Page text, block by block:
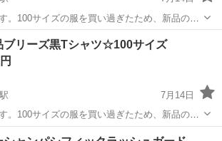
。100サイズの服を買い過ぎたため、新品のま
未使用。
泉駅 キッズ用品 ユニクロ
ブリーズ黒Tシャツ☆100サイズ
7月14日
。100サイズの服を買い過ぎたため、新品のま
未使用。キッズ用品